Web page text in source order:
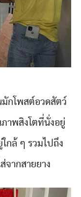
มักโพสต์อวดสัตว์
ภาพสิงโตที่นั่งอยู่
กล้ ๆ รวมไปถึง
จากสายยาง